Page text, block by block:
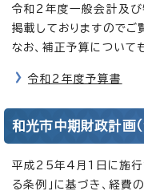
令和2年度一般会計及
掲載しておりますのでご
なお、補正予算について
令和2年度予算書
和光市中期財政計画
平成25年4月1日に施行
る条例」に基づき、経